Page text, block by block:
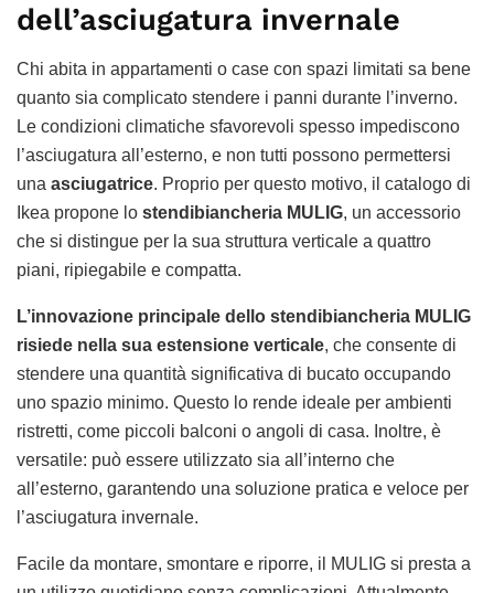
dell’asciugatura invernale
Chi abita in appartamenti o case con spazi limitati sa bene
quanto sia complicato stendere i panni durante l’inverno.
Le condizioni climatiche sfavorevoli spesso impediscono
l’asciugatura all’esterno, e non tutti possono permettersi
una asciugatrice. Proprio per questo motivo, il catalogo di
Ikea propone lo stendibiancheria MULIG, un accessorio
che si distingue per la sua struttura verticale a quattro
piani, ripiegabile e compatta.
L’innovazione principale dello stendibiancheria MULIG
risiede nella sua estensione verticale, che consente di
stendere una quantità significativa di bucato occupando
uno spazio minimo. Questo lo rende ideale per ambienti
ristretti, come piccoli balconi o angoli di casa. Inoltre, è
versatile: può essere utilizzato sia all’interno che
all’esterno, garantendo una soluzione pratica e veloce per
l’asciugatura invernale.
Facile da montare, smontare e riporre, il MULIG si presta a